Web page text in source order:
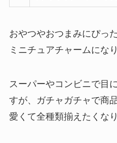
おやつやおつまみにぴっ
ミニチュアチャームにな
スーパーやコンビニで目
すが、ガチャガチャで商
愛くて全種類揃えたくなり